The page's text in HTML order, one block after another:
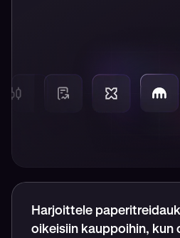
Harjoittele
oikeisiin kauppoihin, kun